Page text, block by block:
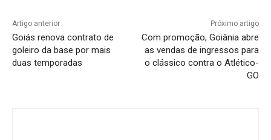
Artigo anterior
Goiás renova contrato de
goleiro da base por mais
duas temporadas
Próximo artigo
Com promoção, Goiânia abre
as vendas de ingressos para
o clássico contra o Atlético-
GO